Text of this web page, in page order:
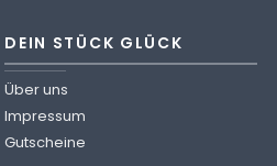
DEIN STÜCK GLÜCK
Über uns
Impressum
Gutscheine